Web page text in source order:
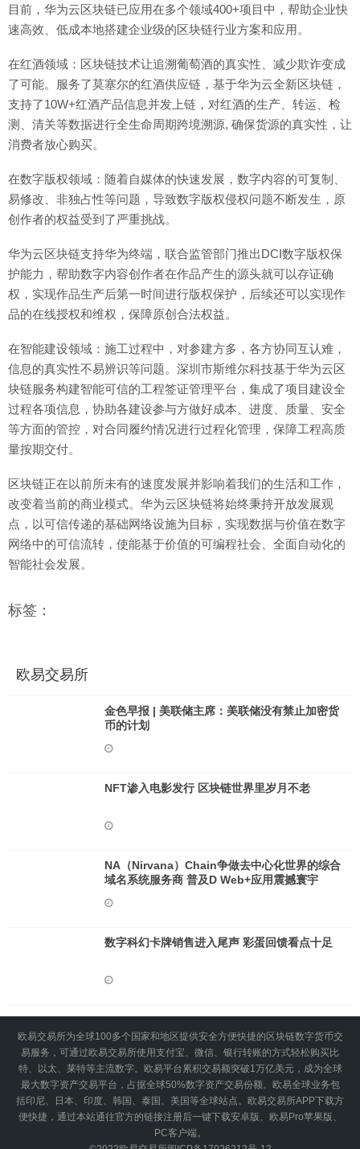
目前，华为云区块链已应用在多个领域400+项目中，帮助企业快
速高效、低成本地搭建企业级的区块链行业方案和应用。
在红酒领域：区块链技术让追溯葡萄酒的真实性、减少欺诈变成
了可能。服务了莫塞尔的红酒供应链，基于华为云全新区块链，
支持了10W+红酒产品信息并发上链，对红酒的生产、转运、检
测、清关等数据进行全生命周期跨境溯源, 确保货源的真实性，让
消费者放心购买。
在数字版权领域：随着自媒体的快速发展，数字内容的可复制、
易修改、非独占性等问题，导致数字版权侵权问题不断发生，原
创作者的权益受到了严重挑战。
华为云区块链支持华为终端，联合监管部门推出DCI数字版权保
护能力，帮助数字内容创作者在作品产生的源头就可以存证确
权，实现作品生产后第一时间进行版权保护，后续还可以实现作
品的在线授权和维权，保障原创合法权益。
在智能建设领域：施工过程中，对参建方多，各方协同互认难，
信息的真实性不易辨识等问题。深圳市斯维尔科技基于华为云区
块链服务构建智能可信的工程签证管理平台，集成了项目建设全
过程各项信息，协助各建设参与方做好成本、进度、质量、安全
等方面的管控，对合同履约情况进行过程化管理，保障工程高质
量按期交付。
区块链正在以前所未有的速度发展并影响着我们的生活和工作，
改变着当前的商业模式。华为云区块链将始终秉持开放发展观
点，以可信传递的基础网络设施为目标，实现数据与价值在数字
网络中的可信流转，使能基于价值的可编程社会、全面自动化的
智能社会发展。
标签：
欧易交易所
金色早报 | 美联储主席：美联储没有禁止加密货
币的计划
NFT渗入电影发行 区块链世界里岁月不老
NA（Nirvana）Chain争做去中心化世界的综合
域名系统服务商 普及D Web+应用震撼寰宇
数字科幻卡牌销售进入尾声 彩蛋回馈看点十足
欧易交易所为全球100多个国家和地区提供安全方便快捷的区块链数字货币交
易服务，可通过欧易交易所使用支付宝、微信、银行转账的方式轻松购买比
特、以太、莱特等主流数字。欧易平台累积交易额突破1万亿美元，成为全球
最大数字资产交易平台，占据全球50%数字资产交易份额。欧易全球业务包
括印尼、日本、印度、韩国、泰国、美国等全球站点。欧易交易所APP下载方
便快捷，通过本站通往官方的链接注册后一键下载安卓版、欧易Pro苹果版、
PC客户端。